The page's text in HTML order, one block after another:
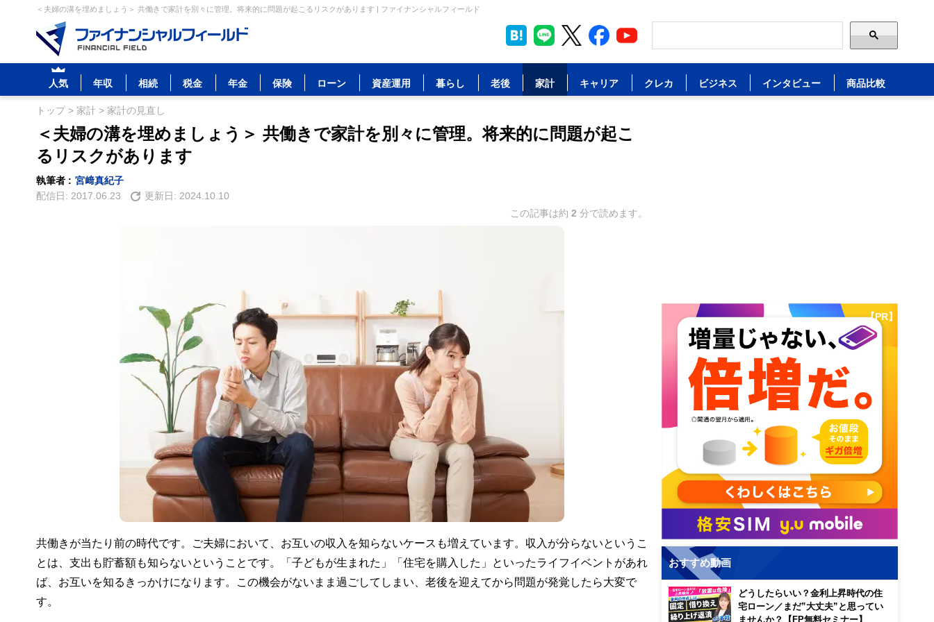
＜夫婦の溝を埋めましょう＞ 共働きで家計を別々に管理。将来的に問題が起こるリスクがあります | ファイナンシャルフィールド
人気 年収 相続 税金 年金 保険 ローン 資産運用 暮らし 老後 家計 キャリア クレカ ビジネス インタビュー 商品比較
トップ> 家計 > 家計の見直し
＜夫婦の溝を埋めましょう＞ 共働きで家計を別々に管理。将来的に問題が起こ
るリスクがあります
執筆者 : 宮﨑真紀子
配信日: 2017.06.23 更新日: 2024.10.10
この記事は約 2 分で読めます。
共働きが当たり前の時代です。ご夫婦において、お互いの収入を知らないケースも増えています。収入が分らないというこ
とは、支出も貯蓄額も知らないということです。「子どもが生まれた」「住宅を購入した」といったライフイベントがあれ
ば、お互いを知るきっかけになります。この機会がないまま過ごしてしまい、老後を迎えてから問題が発覚したら大変で
す。
【PR】
おすすめ動画
どうしたらいい？金利上昇時代の住
宅ローン／まだ”大丈夫”と思ってい
ませんか？【FP無料セミナー】